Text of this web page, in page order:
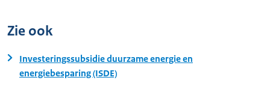
Zie ook
Investeringssubsidie duurzame energie en
energiebesparing (ISDE)